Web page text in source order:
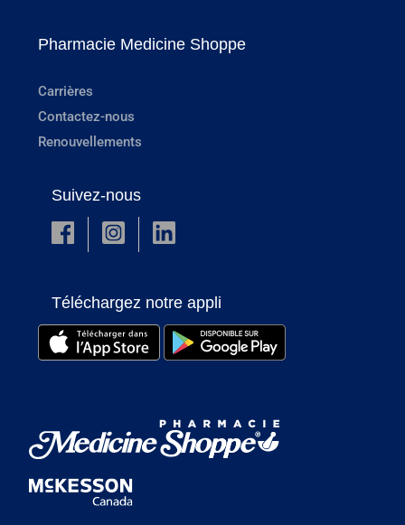
Pharmacie Medicine Shoppe
Carrières
Contactez-nous
Renouvellements
Suivez-nous
Téléchargez notre appli